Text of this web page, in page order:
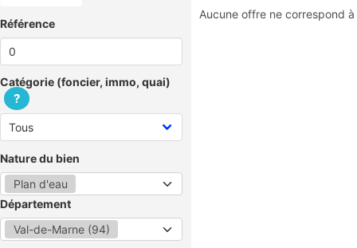
Référence
Catégorie (foncier, immo, quai)
?
Nature du bien
Plan d'eau
Département
Val-de-Marne (94)
Aucune offre ne correspond